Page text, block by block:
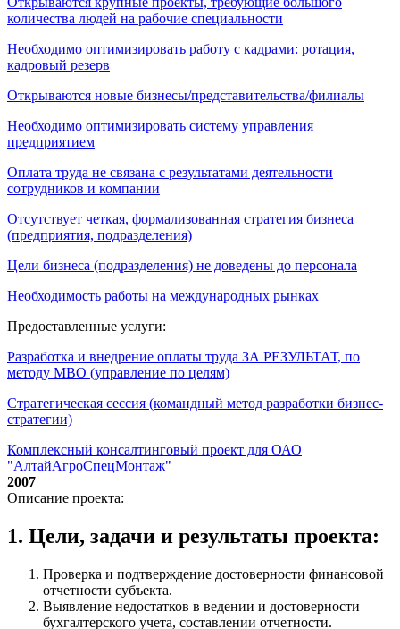
количества людей на рабочие специальности
Необходимо оптимизировать работу с кадрами: ротация,
кадровый резерв
Открываются новые бизнесы/представительства/филиалы
Необходимо оптимизировать систему управления
предприятием
Оплата труда не связана с результатами деятельности
сотрудников и компании
Отсутствует четкая, формализованная стратегия бизнеса
(предприятия, подразделения)
Цели бизнеса (подразделения) не доведены до персонала
Необходимость работы на международных рынках
Предоставленные услуги:
Разработка и внедрение оплаты труда ЗА РЕЗУЛЬТАТ, по
методу МВО (управление по целям)
Стратегическая сессия (командный метод разработки бизнес-
стратегии)
Комплексный консалтинговый проект для ОАО
"АлтайАгроСпецМонтаж"
2007
Описание проекта:
1. Цели, задачи и результаты проекта:
Проверка и подтверждение достоверности финансовой
отчетности субъекта.
Выявление недостатков в ведении и достоверности
бухгалтерского учета, составлении отчетности.